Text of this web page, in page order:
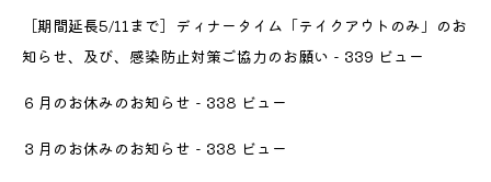
［期間延長5/11まで］ディナータイム「テイクアウトのみ」のお
知らせ、及び、感染防止対策ご協力のお願い - 339 ビュー
６月のお休みのお知らせ - 338 ビュー
３月のお休みのお知らせ - 338 ビュー